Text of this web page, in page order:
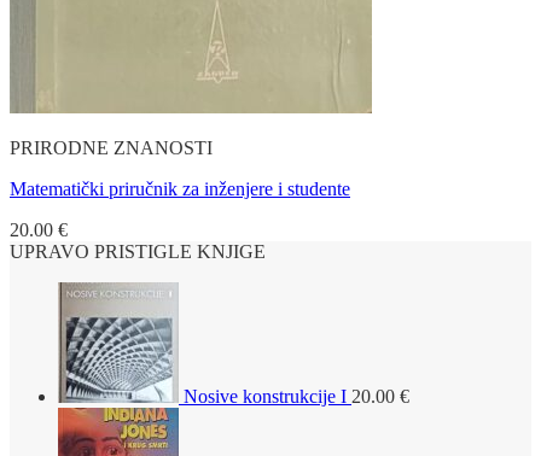
PRIRODNE ZNANOSTI
Matematički priručnik za inženjere i studente
20.00 €
UPRAVO PRISTIGLE KNJIGE
Nosive konstrukcije I 20.00 €